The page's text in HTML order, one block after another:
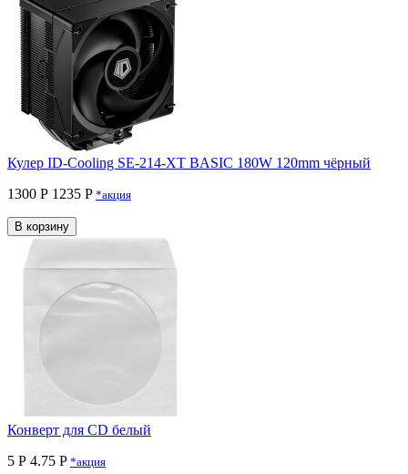
Кулер ID-Cooling SE-214-XT BASIC 180W 120mm чёрный
1300 Р 1235 P *акция
В корзину
Конверт для CD белый
5 Р 4.75 P *акция